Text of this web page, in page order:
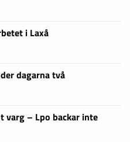
i Laxå
dagarna två
varg – Lpo backar inte